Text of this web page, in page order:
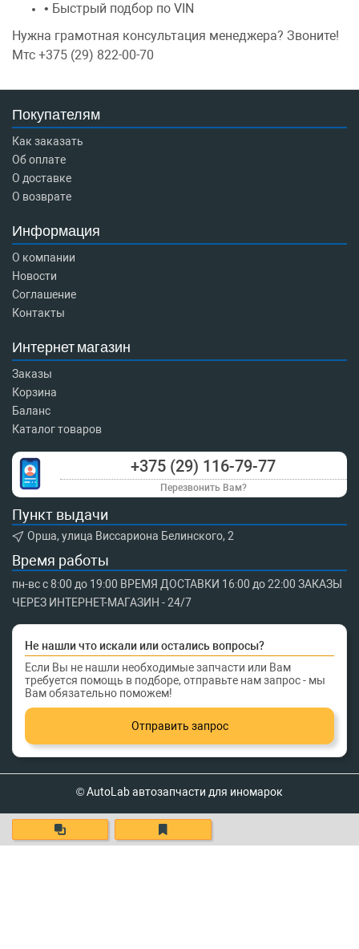
• Быстрый подбор по VIN
Нужна грамотная консультация менеджера? Звоните!
Мтс +375 (29) 822-00-70
Покупателям
Как заказать
Об оплате
О доставке
О возврате
Информация
О компании
Новости
Соглашение
Контакты
Интернет магазин
Заказы
Корзина
Баланс
Каталог товаров
+375 (29) 116-79-77
Перезвонить Вам?
Пункт выдачи
Орша, улица Виссариона Белинского, 2
Время работы
пн-вс с 8:00 до 19:00 ВРЕМЯ ДОСТАВКИ 16:00 до 22:00 ЗАКАЗЫ
ЧЕРЕЗ ИНТЕРНЕТ-МАГАЗИН - 24/7
Не нашли что искали или остались вопросы?
Если Вы не нашли необходимые запчасти или Вам
требуется помощь в подборе, отправьте нам запрос - мы
Вам обязательно поможем!
Отправить запрос
© AutoLab автозапчасти для иномарок